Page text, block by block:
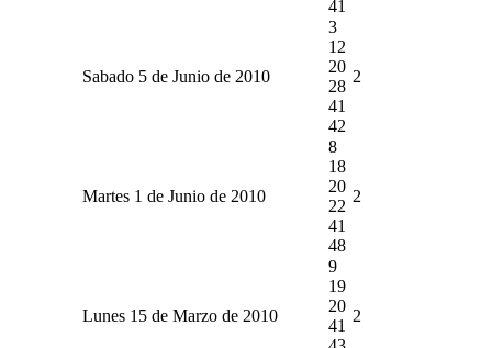
41
Sabado 5 de Junio de 2010
3
12
20
28
41
42
2
Martes 1 de Junio de 2010
8
18
20
22
41
48
2
Lunes 15 de Marzo de 2010
9
19
20
41
2